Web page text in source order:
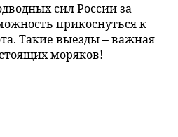
сил России за
прикоснуться к
Такие выезды – важная
моряков!